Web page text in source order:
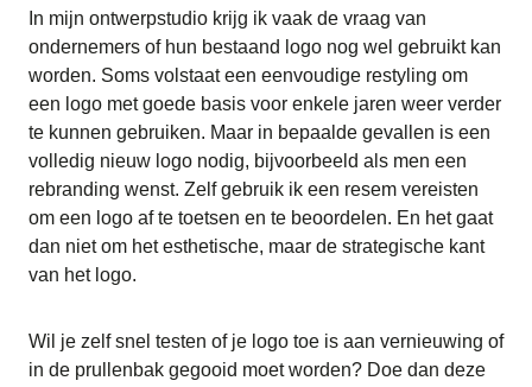
In mijn ontwerpstudio krijg ik vaak de vraag van
ondernemers of hun bestaand logo nog wel gebruikt kan
worden. Soms volstaat een eenvoudige restyling om
een logo met goede basis voor enkele jaren weer verder
te kunnen gebruiken. Maar in bepaalde gevallen is een
volledig nieuw logo nodig, bijvoorbeeld als men een
rebranding wenst. Zelf gebruik ik een resem vereisten
om een logo af te toetsen en te beoordelen. En het gaat
dan niet om het esthetische, maar de strategische kant
van het logo.
Wil je zelf snel testen of je logo toe is aan vernieuwing of
in de prullenbak gegooid moet worden? Doe dan deze